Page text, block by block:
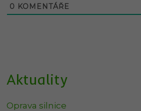
0 KOMENTÁŘE
Aktuality
Oprava silnice